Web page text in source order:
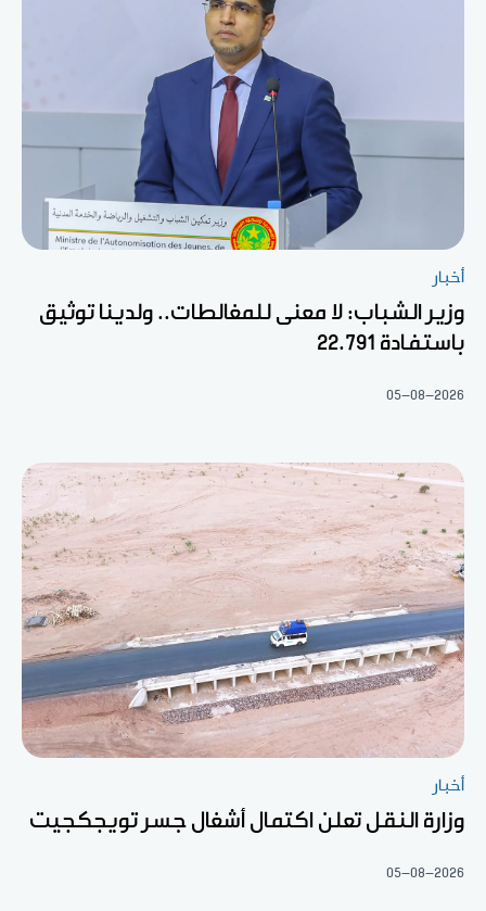
أخبار
وزير الشباب: لا معنى للمغالطات.. ولدينا توثيق
باستفادة 22.791
05-08-2026
أخبار
وزارة النقل تعلن اكتمال أشغال جسر تويجكجيت
05-08-2026